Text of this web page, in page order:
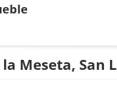
Meseta, San